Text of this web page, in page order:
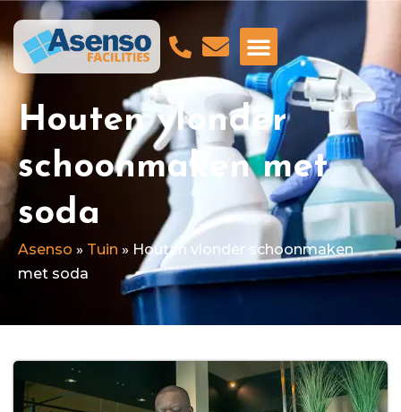
Houten vlonder
schoonmaken met
soda
Asenso » Tuin » Houten vlonder schoonmaken
met soda